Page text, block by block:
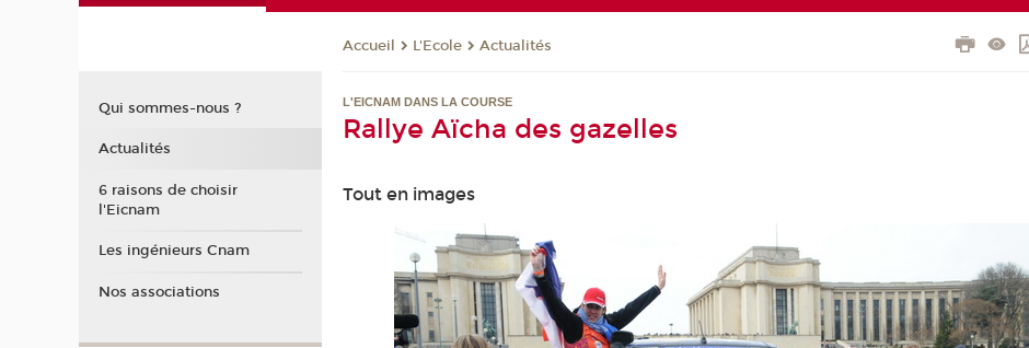
Accueil L'Ecole Actualités
L'EICNAM DANS LA COURSE
Rallye Aïcha des gazelles
Tout en images
Qui sommes-nous ?
Actualités
6 raisons de choisir
l'Eicnam
Les ingénieurs Cnam
Nos associations